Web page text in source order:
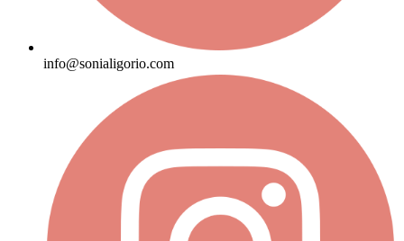
info@sonialigorio.com